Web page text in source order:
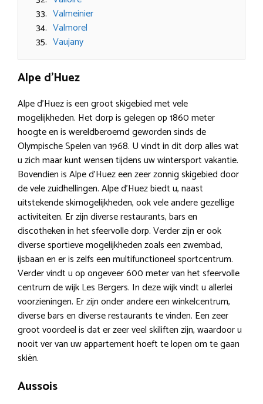
Valmeinier
Valmorel
Vaujany
Alpe d’Huez
Alpe d’Huez is een groot skigebied met vele
mogelijkheden. Het dorp is gelegen op 1860 meter
hoogte en is wereldberoemd geworden sinds de
Olympische Spelen van 1968. U vindt in dit dorp alles wat
u zich maar kunt wensen tijdens uw wintersport vakantie.
Bovendien is Alpe d’Huez een zeer zonnig skigebied door
de vele zuidhellingen. Alpe d’Huez biedt u, naast
uitstekende skimogelijkheden, ook vele andere gezellige
activiteiten. Er zijn diverse restaurants, bars en
discotheken in het sfeervolle dorp. Verder zijn er ook
diverse sportieve mogelijkheden zoals een zwembad,
ijsbaan en er is zelfs een multifunctioneel sportcentrum.
Verder vindt u op ongeveer 600 meter van het sfeervolle
centrum de wijk Les Bergers. In deze wijk vindt u allerlei
voorzieningen. Er zijn onder andere een winkelcentrum,
diverse bars en diverse restaurants te vinden. Een zeer
groot voordeel is dat er zeer veel skiliften zijn, waardoor u
nooit ver van uw appartement hoeft te lopen om te gaan
skiën.
Aussois